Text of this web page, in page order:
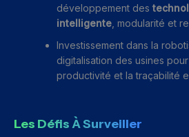
développement des
intelligente, modularité et
Investissement dans la
digitalisation des usines
productivité et la traçabilité
Les Défis À Surveiller